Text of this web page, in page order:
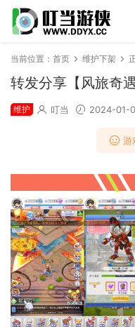
当前位置： 首页 维护下架
转发分享【风旅奇
维护 叮当 2024-01-
游